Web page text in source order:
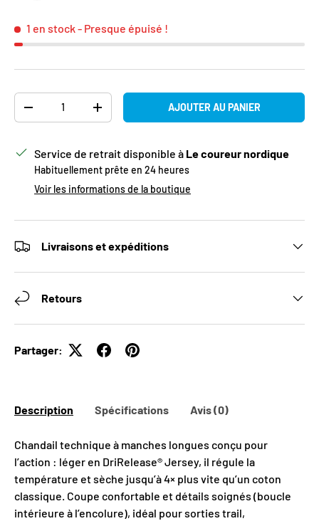
1 en stock- Presque épuisé !
DIMINUER LA QUANTITÉAUGMENTER LA QUANTITÉAJOUTER AU PANIER
Service de retrait disponible à Le coureur nordique
Habituellement prête en 24 heures
Voir les informations de la boutique
Livraisons et expéditions
Retours
Partager:
Description Spécifications Avis (0)
Chandail technique à manches longues conçu pour
l’action : léger en DriRelease® Jersey, il régule la
température et sèche jusqu’à 4× plus vite qu’un coton
classique. Coupe confortable et détails soignés (boucle
intérieure à l’encolure), idéal pour sorties trail,